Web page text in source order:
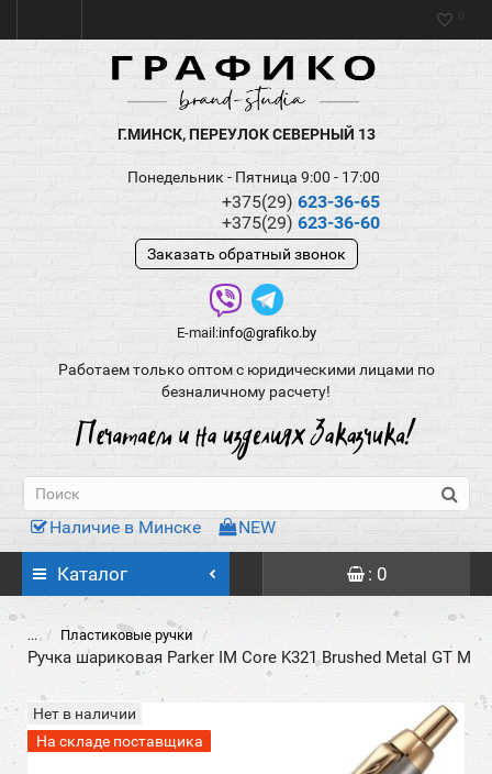
Г.МИНСК, ПЕРЕУЛОК СЕВЕРНЫЙ 13
Понедельник - Пятница 9:00 - 17:00
+375(29) 623-36-65
+375(29) 623-36-60
Заказать обратный звонок
E-mail:info@grafiko.by
Работаем только оптом с юридическими лицами по
безналичному расчету!
Наличие в Минске NEW
Каталог : 0
... Пластиковые ручки
Ручка шариковая Parker IM Core K321 Brushed Metal GT M
Нет в наличии
На складе поставщика